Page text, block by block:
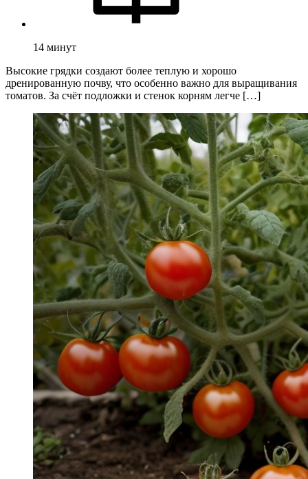
14 минут
Высокие грядки создают более теплую и хорошо
дренированную почву, что особенно важно для выращивания
томатов. За счёт подложки и стенок корням легче […]